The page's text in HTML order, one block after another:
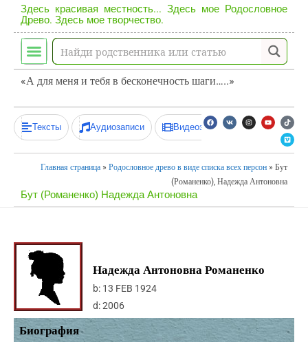
Здесь красивая местность... Здесь мое Родословное
Древо. Здесь мое творчество.
«А для меня и тебя в бесконечность шаги…..»
Тексты Аудиозаписи Видеозаписи
Главная страница » Родословное древо в виде списка всех персон » Бут
(Романенко), Надежда Антоновна
Бут (Романенко) Надежда Антоновна
Надежда Антоновна Романенко
b: 13 FEB 1924
d:2006
Биография